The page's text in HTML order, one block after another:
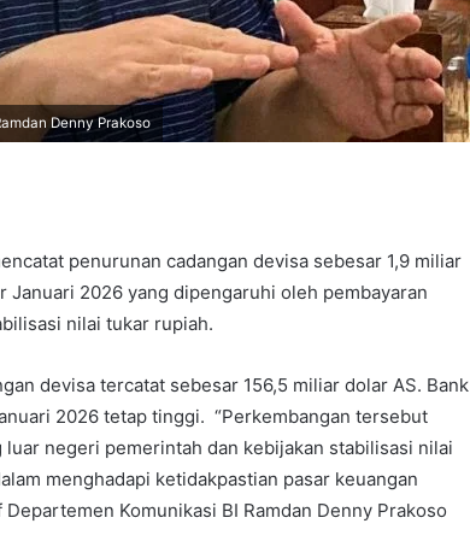
Denny Prakoso
penurunan cadangan devisa sebesar 1,9 miliar
2026 yang dipengaruhi oleh pembayaran
nilai tukar rupiah.
devisa tercatat sebesar 156,5 miliar dolar AS. Bank
2026 tetap tinggi. “Perkembangan tersebut
negeri pemerintah dan kebijakan stabilisasi nilai
menghadapi ketidakpastian pasar keuangan
Komunikasi BI Ramdan Denny Prakoso